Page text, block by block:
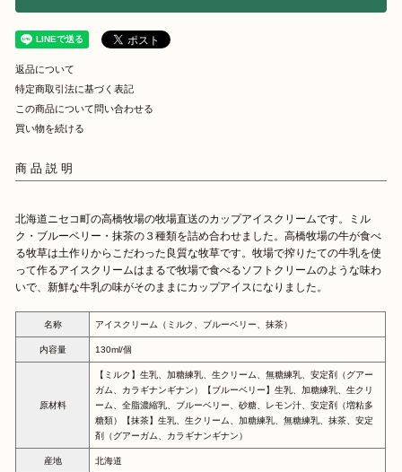
返品について
特定商取引法に基づく表記
この商品について問い合わせる
買い物を続ける
商品説明
北海道ニセコ町の高橋牧場の牧場直送のカップアイスクリームです。ミル
ク・ブルーベリー・抹茶の３種類を詰め合わせました。高橋牧場の牛が食べ
る牧草は土作りからこだわった良質な牧草です。牧場で搾りたての牛乳を使
って作るアイスクリームはまるで牧場で食べるソフトクリームのような味わ
いで、新鮮な牛乳の味がそのままにカップアイスになりました。
名称 アイスクリーム（ミルク、ブルーベリー、抹茶）
内容量 130ml/個
原材料
【ミルク】生乳、加糖練乳、生クリーム、無糖練乳、安定剤（グアー
ガム、カラギナンギナン）【ブルーベリー】生乳、加糖練乳、生クリ
ーム、全脂濃縮乳、ブルーベリー、砂糖、レモン汁、安定剤（増粘多
糖類）【抹茶】生乳、生クリーム、加糖練乳、無糖練乳、抹茶、安定
剤（グアーガム、カラギナンギナン）
産地 北海道